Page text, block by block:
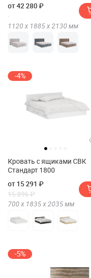
от 42 280 ₽
1120 х 1885 х 2130 мм
-4%
Кровать с ящиками СВК
Стандарт 1800
от 15 291 ₽
15 896 ₽
700 х 1835 х2035мм
-5%